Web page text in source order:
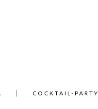
COCKTAIL-PARTY